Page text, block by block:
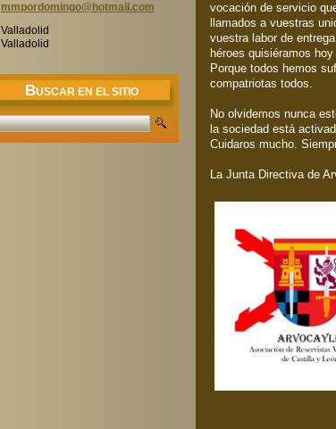
vocación de servicio
llamados a vuestras
vuestra labor de
héroes quisiéramos
Porque todos hemos
compatriotas todos.
No olvidemos nunca
la sociedad está
Cuidaros mucho.
La Junta Directiva de
mmpordomingo@hotmail.com
Valladolid
Valladolid
BUSCAR EN EL SITIO